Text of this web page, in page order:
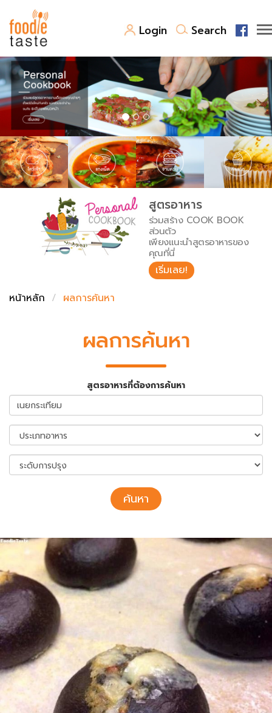
Login Search
สูตรอาหาร
สูตรอาหารล่าสุด
Top Foodie
พาไปชิม
สารพันก้นครัว
เคล็ดลับน่ารู้
เปรียบเทียบหน่วยการตวง
เปรียบเทียบอุณหภูมิ
เปรียบเทียบน้ำหนักวัตถุดิบ
FoodPedia
สร้าง Cookbook
สูตรอาหาร
ร่วมสร้าง COOK BOOK
ส่วนตัว
เพียงแนะนำสูตรอาหารของ
คุณที่นี่
เริ่มเลย!
หน้าหลัก
ผลการค้นหา
ผลการค้นหา
สูตรอาหารที่ต้องการค้นหา
ค้นหา